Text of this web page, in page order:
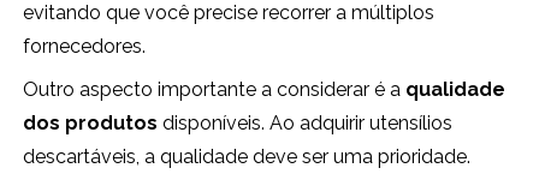
evitando que você precise recorrer a múltiplos
fornecedores.
Outro aspecto importante a considerar é a qualidade
dos produtos disponíveis. Ao adquirir utensílios
descartáveis, a qualidade deve ser uma prioridade.